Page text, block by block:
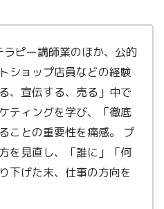
ピー講師業のほか、公的
ショップ店員などの経験
、宣伝する、売る」中で
ティングを学び、「徹底
ことの重要性を痛感。 プ
を見直し、「誰に」「何
下げた末、仕事の方向を